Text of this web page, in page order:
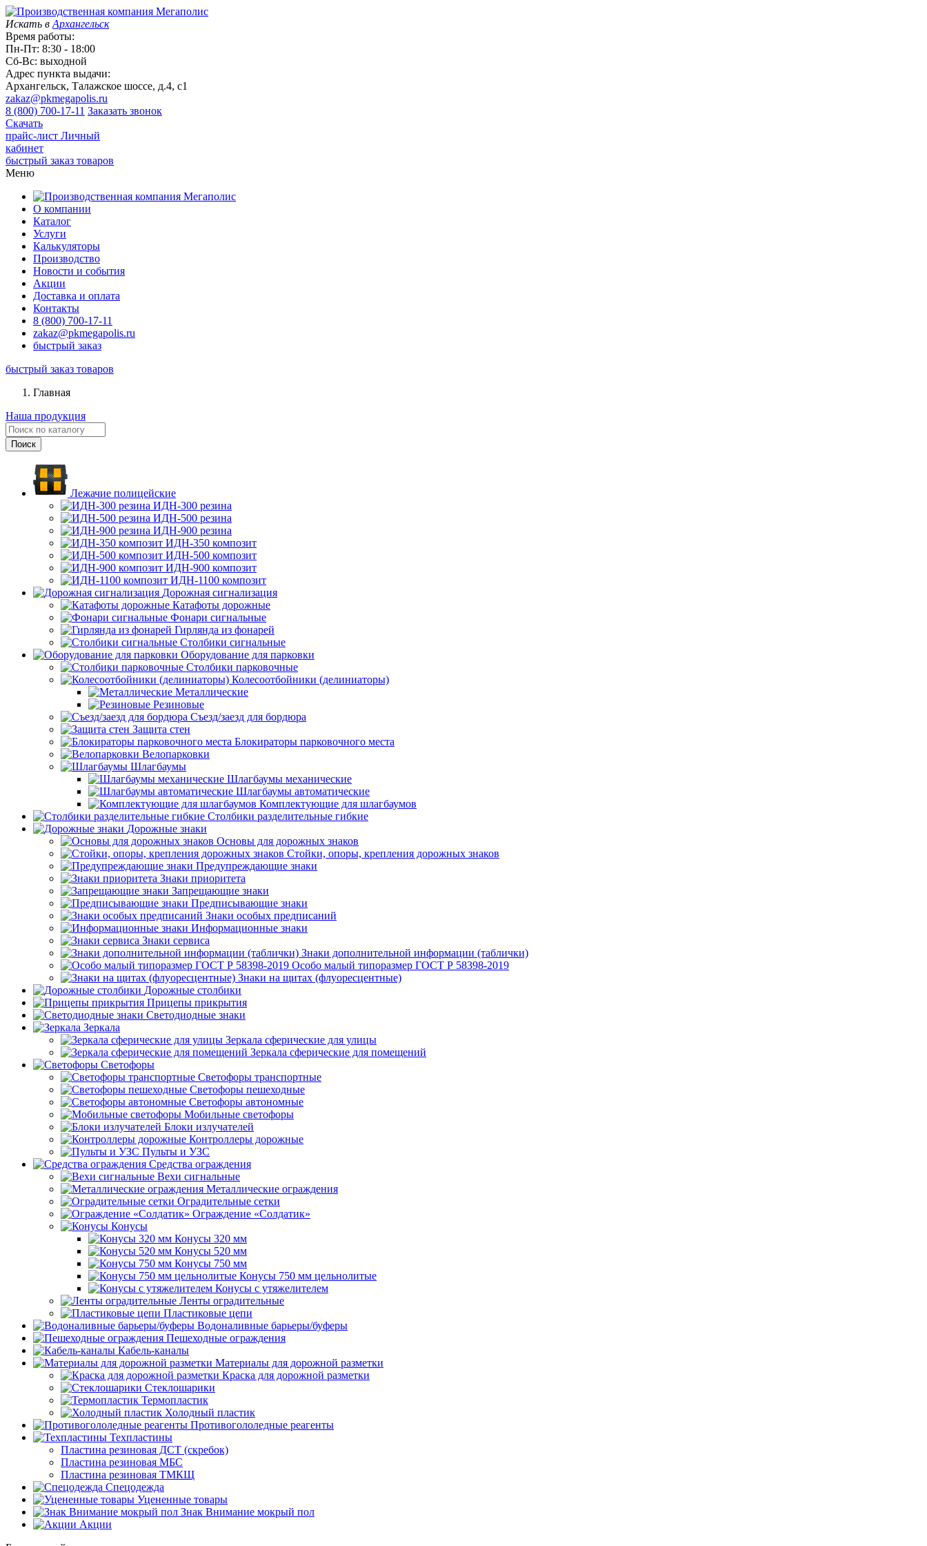
Искать в Архангельск
Время работы:
Пн-Пт: 8:30 - 18:00
Сб-Вс: выходной
Адрес пункта выдачи:
Архангельск, Талажское шоссе, д.4, с1
zakaz@pkmegapolis.ru
8 (800) 700-17-11 Заказать звонок
Скачать
прайс-лист Личный
кабинет
быстрый заказ товаров
Меню
О компании
Каталог
Услуги
Калькуляторы
Производство
Новости и события
Акции
Доставка и оплата
Контакты
8 (800) 700-17-11
zakaz@pkmegapolis.ru
быстрый заказ
быстрый заказ товаров
Главная
Наша продукция
Лежачие полицейские
ИДН-300 резина
ИДН-500 резина
ИДН-900 резина
ИДН-350 композит
ИДН-500 композит
ИДН-900 композит
ИДН-1100 композит
Дорожная сигнализация
Катафоты дорожные
Фонари сигнальные
Гирлянда из фонарей
Столбики сигнальные
Оборудование для парковки
Столбики парковочные
Колесоотбойники (делиниаторы)
Металлические
Резиновые
Съезд/заезд для бордюра
Защита стен
Блокираторы парковочного места
Велопарковки
Шлагбаумы
Шлагбаумы механические
Шлагбаумы автоматические
Комплектующие для шлагбаумов
Столбики разделительные гибкие
Дорожные знаки
Основы для дорожных знаков
Стойки, опоры, крепления дорожных знаков
Предупреждающие знаки
Знаки приоритета
Запрещающие знаки
Предписывающие знаки
Знаки особых предписаний
Информационные знаки
Знаки сервиса
Знаки дополнительной информации (таблички)
Особо малый типоразмер ГОСТ Р 58398-2019
Знаки на щитах (флуоресцентные)
Дорожные столбики
Прицепы прикрытия
Светодиодные знаки
Зеркала
Зеркала сферические для улицы
Зеркала сферические для помещений
Светофоры
Светофоры транспортные
Светофоры пешеходные
Светофоры автономные
Мобильные светофоры
Блоки излучателей
Контроллеры дорожные
Пульты и УЗС
Средства ограждения
Вехи сигнальные
Металлические ограждения
Оградительные сетки
Ограждение «Солдатик»
Конусы
Конусы 320 мм
Конусы 520 мм
Конусы 750 мм
Конусы 750 мм цельнолитые
Конусы с утяжелителем
Ленты оградительные
Пластиковые цепи
Водоналивные барьеры/буферы
Пешеходные ограждения
Кабель-каналы
Материалы для дорожной разметки
Краска для дорожной разметки
Стеклошарики
Термопластик
Холодный пластик
Противогололедные реагенты
Техпластины
Пластина резиновая ДСТ (скребок)
Пластина резиновая МБС
Пластина резиновая ТМКЩ
Спецодежда
Уцененные товары
Знак Внимание мокрый пол
Акции